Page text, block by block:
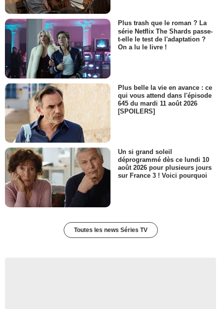
Plus trash que le roman ? La
série Netflix The Shards passe-
t-elle le test de l'adaptation ?
On a lu le livre !
Plus belle la vie en avance : ce
qui vous attend dans l'épisode
645 du mardi 11 août 2026
[SPOILERS]
Un si grand soleil
déprogrammé dès ce lundi 10
août 2026 pour plusieurs jours
sur France 3 ! Voici pourquoi
Toutes les news Séries TV